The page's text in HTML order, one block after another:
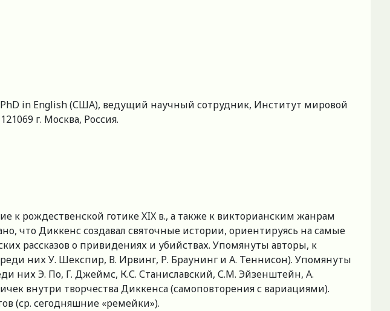
in English (США), ведущий научный сотрудник, Институт мировой
г. Москва, Россия.
к рождественской готике XIX в., а также к викторианским жанрам
что Диккенс создавал святочные истории, ориентируясь на самые
рассказов о привидениях и убийствах. Упомянуты авторы, к
них У. Шекспир, В. Ирвинг, Р. Браунинг и А. Теннисон). Упомянуты
них Э. По, Г. Джеймс, К.С. Станиславский, С.М. Эйзенштейн, А.
внутри творчества Диккенса (самоповторения с вариациями).
(ср. сегодняшние «ремейки»).